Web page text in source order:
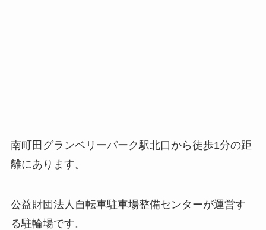
南町田グランベリーパーク駅北口から徒歩1分の距
離にあります。
公益財団法人自転車駐車場整備センターが運営す
る駐輪場です。